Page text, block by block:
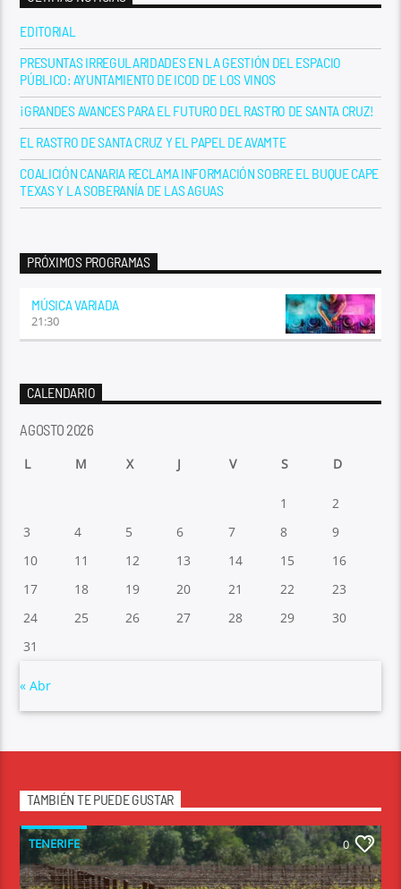
EDITORIAL
PRESUNTAS IRREGULARIDADES EN LA GESTIÓN DEL ESPACIO
PÚBLICO: AYUNTAMIENTO DE ICOD DE LOS VINOS
¡GRANDES AVANCES PARA EL FUTURO DEL RASTRO DE SANTA CRUZ!
EL RASTRO DE SANTA CRUZ Y EL PAPEL DE AVAMTE
COALICIÓN CANARIA RECLAMA INFORMACIÓN SOBRE EL BUQUE CAPE
TEXAS Y LA SOBERANÍA DE LAS AGUAS
PRÓXIMOS PROGRAMAS
MÚSICA VARIADA
21:30
CALENDARIO
AGOSTO 2026
L M X J V S D
1
2
3
4 5 6 7 8
9
10
11 12 13 14 15
16
17
18 19 20 21 22
23
24
25 26 27 28 29
30
31
« Abr
TAMBIÉN TE PUEDE GUSTAR
TENERIFE 0